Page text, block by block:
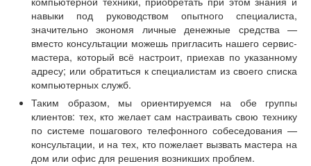
навыки под руководством опытного специалиста,
значительно экономя личные денежные средства —
вместо консультации можешь пригласить нашего сервис-
мастера, который всё настроит, приехав по указанному
адресу; или обратиться к специалистам из своего списка
компьютерных служб.
Таким образом, мы ориентируемся на обе группы
клиентов: тех, кто желает сам настраивать свою технику
по системе пошагового телефонного собеседования —
консультации, и на тех, кто пожелает вызвать мастера на
дом или офис для решения возникших проблем.